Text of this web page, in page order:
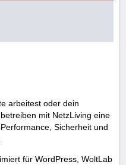
arbeitest oder dein
mit NetzLiving eine
Sicherheit und
für WordPress, WoltLab